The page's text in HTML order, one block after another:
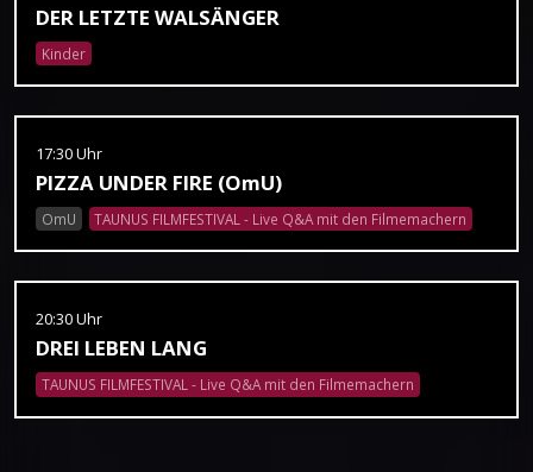
DER LETZTE WALSÄNGER
Kinder
17:30 Uhr
PIZZA UNDER FIRE (OmU)
OmU TAUNUS FILMFESTIVAL - Live Q&A mit den Filmemachern
20:30 Uhr
DREI LEBEN LANG
TAUNUS FILMFESTIVAL - Live Q&A mit den Filmemachern